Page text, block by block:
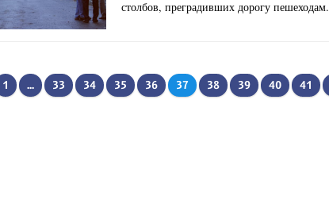
столбов, преградивших дорогу пешеходам.
1 ... 33 34 35 36 37 38 39 40 41